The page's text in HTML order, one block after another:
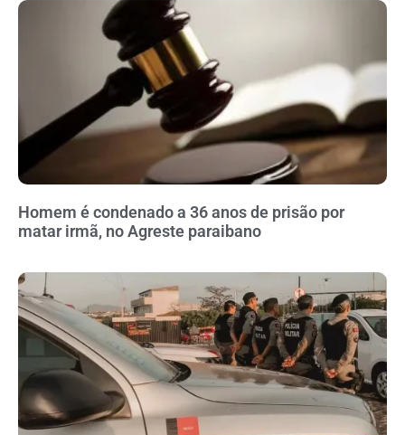
Homem é condenado a 36 anos de prisão por
matar irmã, no Agreste paraibano